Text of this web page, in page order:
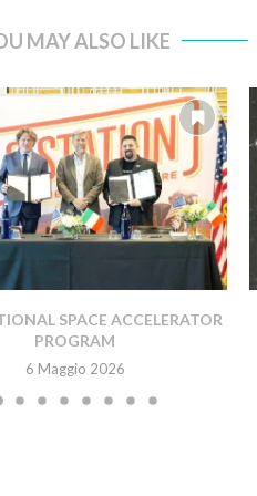
MAY ALSO LIKE
SPACE ACCELERATOR
PROGRAM
6 Maggio 2026